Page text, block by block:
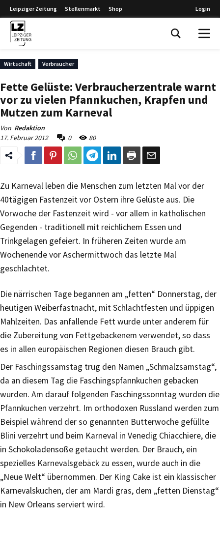
Leipziger Zeitung Stellenmarkt Shop Login
Wirtschaft Verbraucher
Fette Gelüste: Verbraucherzentrale warnt
vor zu vielen Pfannkuchen, Krapfen und
Mutzen zum Karneval
Von Redaktion
17. Februar 2012
0 80
Zu Karneval leben die Menschen zum letzten Mal vor der
40tägigen Fastenzeit vor Ostern ihre Gelüste aus. Die
Vorwoche der Fastenzeit wird - vor allem in katholischen
Gegenden - traditionell mit reichlichem Essen und
Trinkgelagen gefeiert. In früheren Zeiten wurde am
Wochenende vor Aschermittwoch das letzte Mal
geschlachtet.
Die närrischen Tage begannen am „fetten“ Donnerstag, der
heutigen Weiberfastnacht, mit Schlachtfesten und üppigen
Mahlzeiten. Das anfallende Fett wurde unter anderem für
die Zubereitung von Fettgebackenem verwendet, so dass
es in allen europäischen Regionen diesen Brauch gibt.
Der Faschingssamstag trug den Namen „Schmalzsamstag“,
da an diesem Tag die Faschingspfannkuchen gebacken
wurden. Am darauf folgenden Faschingssonntag wurden die
Pfannkuchen verzehrt. Im orthodoxen Russland werden zum
Beispiel während der so genannten Butterwoche gefüllte
Blini verzehrt und beim Karneval in Venedig Chiacchiere, die
in Schokoladensoße getaucht werden. Der Brauch, ein
spezielles Karnevalsgebäck zu essen, wurde auch in die
„Neue Welt“ übernommen. Der King Cake ist ein klassischer
Karnevalskuchen, der am Mardi gras, dem „fetten Dienstag“
in New Orleans serviert wird.